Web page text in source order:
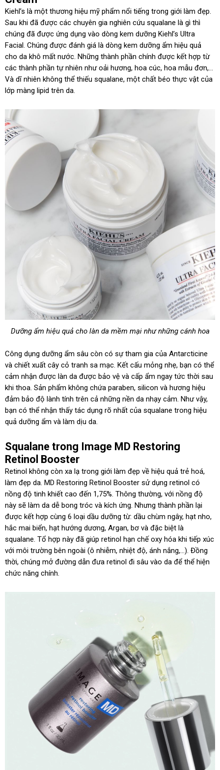
Kiehl’s là một thương hiệu mỹ phẩm nổi tiếng trong giới làm đẹp.
Sau khi đã được các chuyên gia nghiên cứu squalane là gì thì
chúng đã được ứng dụng vào dòng kem dưỡng Kiehl’s Ultra
Facial. Chúng được đánh giá là dòng kem dưỡng ẩm hiệu quả
cho da khô mất nước. Những thành phần chính được kết hợp từ
các thành phần tự nhiên như oải hương, hoa cúc, hoa mẫu đơn,…
Và dĩ nhiên không thể thiếu squalane, một chất béo thực vật của
lớp màng lipid trên da.
Dưỡng ẩm hiệu quả cho làn da mềm mại như những cánh hoa
Công dụng dưỡng ẩm sâu còn có sự tham gia của Antarcticine
và chiết xuất cây cỏ tranh sa mạc. Kết cấu mỏng nhẹ, bạn có thể
cảm nhận được làn da được bảo vệ và cấp ẩm ngay tức thời sau
khi thoa. Sản phẩm không chứa paraben, silicon và hương hiệu
đảm bảo độ lành tính trên cả những nền da nhạy cảm. Như vậy,
bạn có thể nhận thấy tác dụng rõ nhất của squalane trong hiệu
quả dưỡng ẩm và làm dịu da.
Squalane trong Image MD Restoring
Retinol Booster
Retinol không còn xa lạ trong giới làm đẹp về hiệu quả trẻ hoá,
làm đẹp da. MD Restoring Retinol Booster sử dụng retinol có
nồng độ tinh khiết cao đến 1,75%. Thông thường, với nồng độ
này sẽ làm da dễ bong tróc và kích ứng. Nhưng thành phần lại
được kết hợp cùng 6 loại dầu dưỡng từ: dầu chùm ngây, hạt nho,
hắc mai biển, hạt hướng dương, Argan, bơ và đặc biệt là
squalane. Tổ hợp này đã giúp retinol hạn chế oxy hóa khi tiếp xúc
với môi trường bên ngoài (ô nhiễm, nhiệt độ, ánh nắng,…). Đồng
thời, chúng mở đường dẫn đưa retinol đi sâu vào da để thể hiện
chức năng chính.